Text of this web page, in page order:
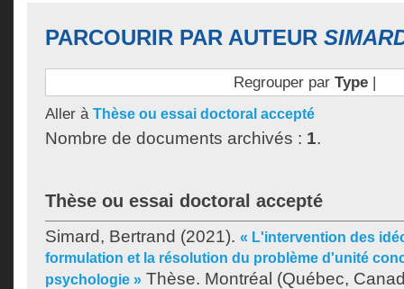
PARCOURIR PAR AUTEUR
Regrouper par Type|
Aller à Thèse ou essai doctoral accepté
Nombre de documents archivés : 1.
Thèse ou essai doctoral accepté
Simard, Bertrand (2021). « L'intervention des
formulation et la résolution du problème d'unité
psychologie » Thèse. Montréal (Québec,